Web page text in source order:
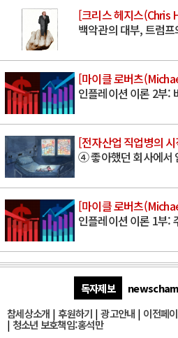
[크리스 헤지스(Chris
백악관의 대부, 트럼
[마이클 로버츠
인플레이션 이론 2부:
[전자산업 직업병의
④ 좋아했던 회사에서
[마이클 로버츠
인플레이션 이론 1부:
독자제보
참세상소개 | 후원하기 |광고안내 | 이전페
| 청소년 보호책임:홍석만